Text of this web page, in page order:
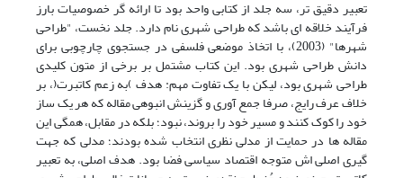
تعبیر دقیق تر، سه جلد از کتابی واحد بود تا ارائه گر خصوصیات بارز
فرآیند خلاقه ای باشد که طراحی شهری نام دارد. جلد نخست، "طراحی
شهرها" (2003)، با اتخاذ موضعی فلسفی در جستجوی چارچوبی برای
دانش طراحی شهری بود. این کتاب مشتمل بر برخی از متون کلیدی
طراحی شهری بود، لیکن با یک تفاوت مهم: هدف )به زعم کاتبرت(، بر
خلاف عرف رایج، صرفا جمع آوری و گزینش انبوهی مقاله که هر یک ساز
خود را کوک کنند و مسیر خود را بروند، نبود؛ بلکه در مقابل، همگی این
مقاله ها در حمایت از مدلی نظری انتخاب شده بودند؛ مدلی که جهت
گیری اصلی اش متوجه اقتصاد سیاسی فضا بود. هدف اصلی، به تعبیر